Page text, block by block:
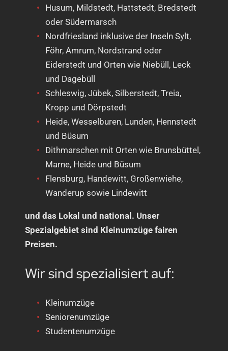
Husum, Mildstedt, Hattstedt, Bredstedt
oder Südermarsch
Nordfriesland inklusive der Inseln Sylt,
Föhr, Amrum, Nordstrand oder
Eiderstedt und Orten wie Niebüll, Leck
und Dagebüll
Schleswig, Jübek, Silberstedt, Treia,
Kropp und Dörpstedt
Heide, Wesselburen, Lunden, Hennstedt
und Büsum
Dithmarschen mit Orten wie Brunsbüttel,
Marne, Heide und Büsum
Flensburg, Handewitt, Großenwiehe,
Wanderup sowie Lindewitt
und das Lokal und national. Unser
Spezialgebiet sind Kleinumzüge fairen
Preisen.
Wir sind spezialisiert auf:
Kleinumzüge
Seniorenumzüge
Studentenumzüge